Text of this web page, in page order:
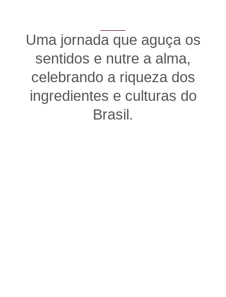
Uma jornada que aguça os
sentidos e nutre a alma,
celebrando a riqueza dos
ingredientes e culturas do
Brasil.